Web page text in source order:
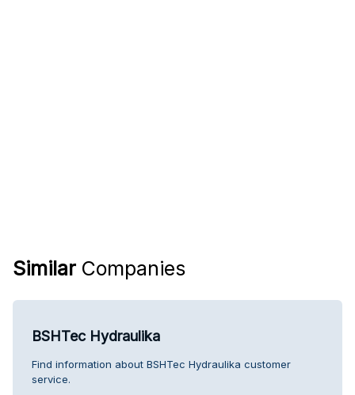
Similar Companies
BSHTec Hydraulika
Find information about BSHTec Hydraulika customer
service.